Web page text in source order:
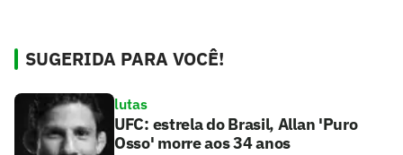
SUGERIDA PARA VOCÊ!
lutas
UFC: estrela do Brasil, Allan 'Puro
Osso' morre aos 34 anos